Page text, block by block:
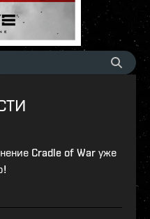
Cradle of War уже